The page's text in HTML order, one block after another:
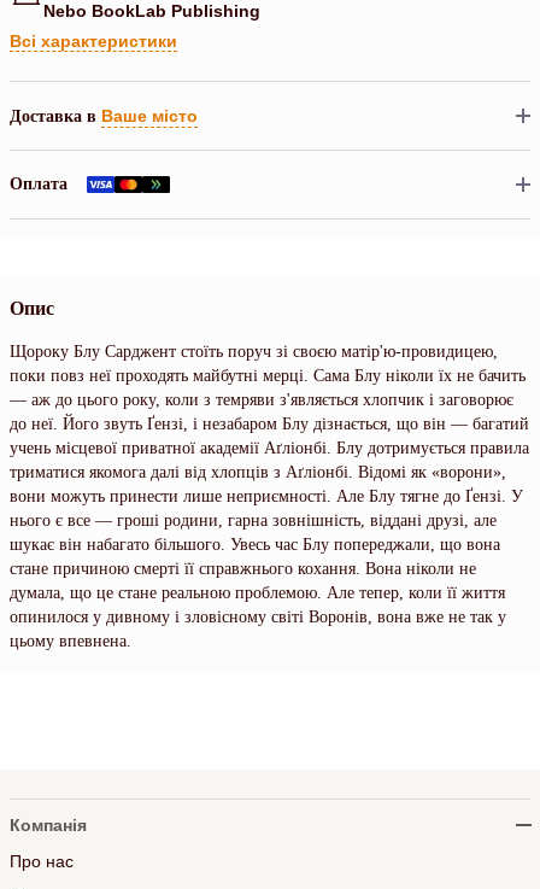
Nebo BookLab Publishing
Всі характеристики
Доставка в Ваше місто
Оплата
Опис
Щороку Блу Сарджент стоїть поруч зі своєю матір'ю-провидицею,
поки повз неї проходять майбутні мерці. Сама Блу ніколи їх не бачить
— аж до цього року, коли з темряви з'являється хлопчик і заговорює
до неї. Його звуть Ґензі, і незабаром Блу дізнається, що він — багатий
учень місцевої приватної академії Аґліонбі. Блу дотримується правила
триматися якомога далі від хлопців з Аґліонбі. Відомі як «ворони»,
вони можуть принести лише неприємності. Але Блу тягне до Ґензі. У
нього є все — гроші родини, гарна зовнішність, віддані друзі, але
шукає він набагато більшого. Увесь час Блу попереджали, що вона
стане причиною смерті її справжнього кохання. Вона ніколи не
думала, що це стане реальною проблемою. Але тепер, коли її життя
опинилося у дивному і зловісному світі Воронів, вона вже не так у
цьому впевнена.
Компанія
Про нас